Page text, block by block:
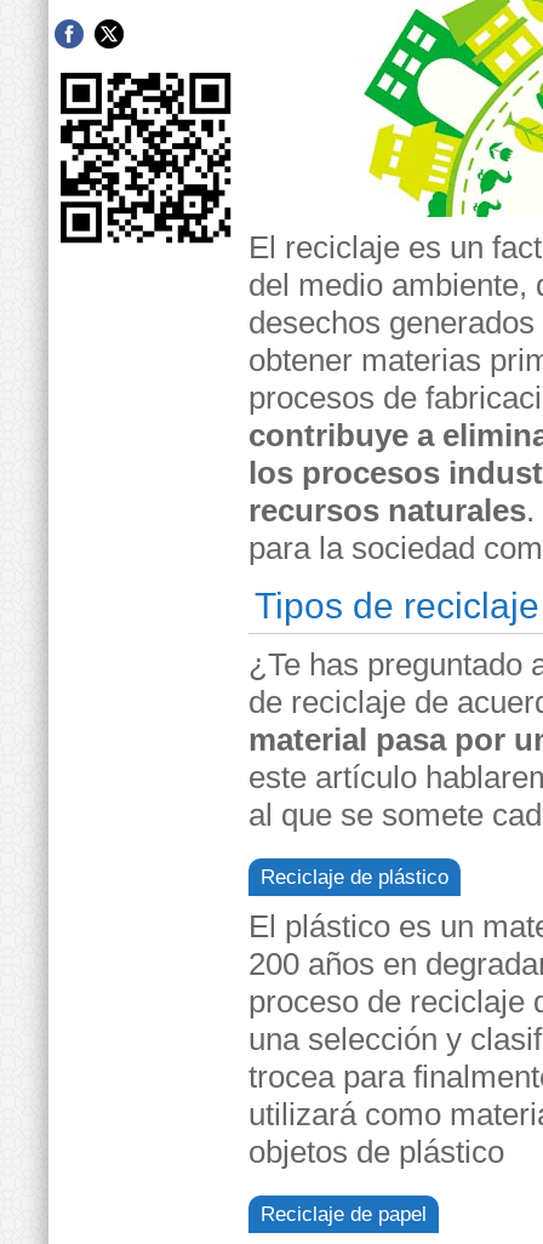
El reciclaje es un
del medio ambiente,
desechos
obtener materias
procesos de
contribuye a
los procesos
recursos naturales
para la sociedad
Tipos de
¿Te has preguntado
de reciclaje de
material pasa por
este artículo
al que se somete
Reciclaje de plástico
El plástico es un
200 años en
proceso de reciclaje
una selección y
trocea para
utilizará como
objetos de plástico
Reciclaje de papel